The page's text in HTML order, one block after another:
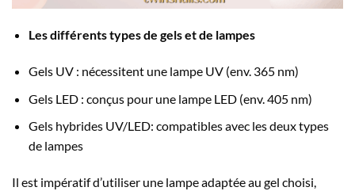
Les différents types de gels et de lampes
Gels UV : nécessitent une lampe UV (env. 365 nm)
Gels LED : conçus pour une lampe LED (env. 405 nm)
Gels hybrides UV/LED: compatibles avec les deux types
de lampes
Il est impératif d’utiliser une lampe adaptée au gel choisi,